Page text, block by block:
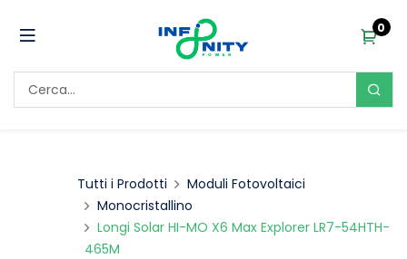
0
Tutti i Prodotti
Moduli Fotovoltaici
Monocristallino
Longi Solar HI-MO X6 Max Explorer LR7-54HTH-
465M